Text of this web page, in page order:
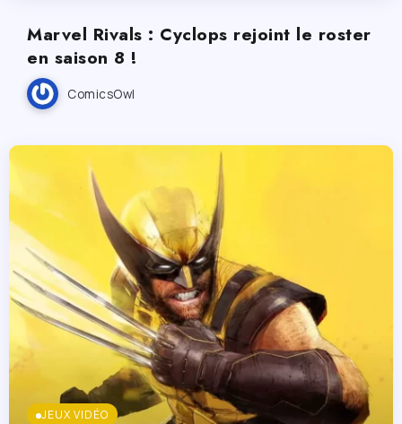
Marvel Rivals : Cyclops rejoint le roster
en saison 8 !
ComicsOwl
JEUX VIDÉO